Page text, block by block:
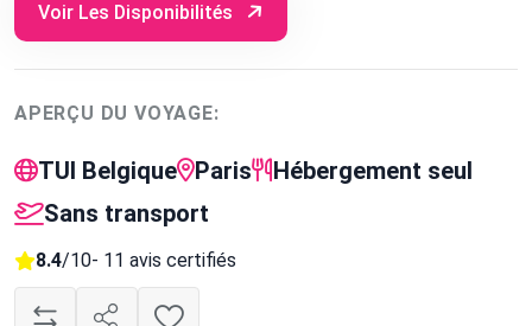
Voir Les Disponibilités
APERÇU DU VOYAGE:
TUI Belgique Paris
Hébergement seul
Sans transport
8.4/10- 11 avis certifiés